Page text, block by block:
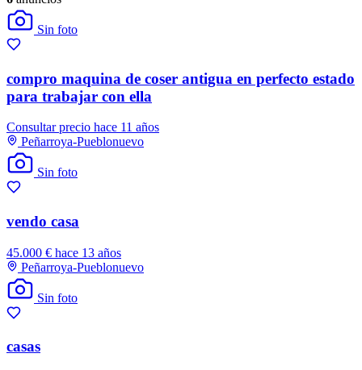
Sin foto
compro maquina de coser antigua en perfecto estado
para trabajar con ella
Consultar precio hace 11 años
Peñarroya-Pueblonuevo
Sin foto
vendo casa
45.000 € hace 13 años
Peñarroya-Pueblonuevo
Sin foto
casas